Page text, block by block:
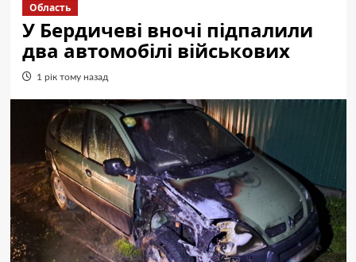
Область
У Бердичеві вночі підпалили
два автомобілі військових
1 рік тому назад